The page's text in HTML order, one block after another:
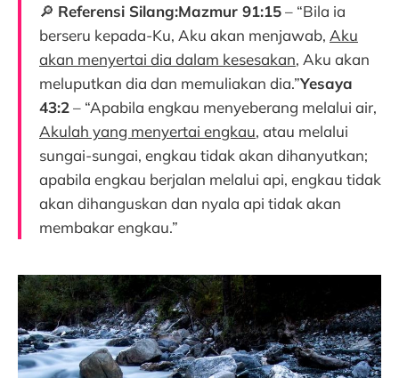
🔎 Referensi Silang:Mazmur 91:15– “Bila ia
berseru kepada-Ku, Aku akan menjawab, Aku
akan menyertai dia dalam kesesakan, Aku akan
meluputkan dia dan memuliakan dia.”Yesaya
43:2– “Apabila engkau menyeberang melalui air,
Akulah yang menyertai engkau, atau melalui
sungai-sungai, engkau tidak akan dihanyutkan;
apabila engkau berjalan melalui api, engkau tidak
akan dihanguskan dan nyala api tidak akan
membakar engkau.”